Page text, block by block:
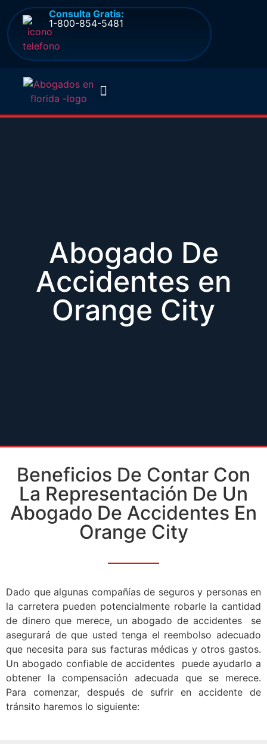
Consulta Gratis:
1-800-854-5481
Abogado De
Accidentes en
Orange City
Beneficios De Contar Con
La Representación De Un
Abogado De Accidentes En
Orange City
Dado que algunas compañías de seguros y personas en
la carretera pueden potencialmente robarle la cantidad
de dinero que merece, un abogado de accidentes se
asegurará de que usted tenga el reembolso adecuado
que necesita para sus facturas médicas y otros gastos.
Un abogado confiable de accidentes puede ayudarlo a
obtener la compensación adecuada que se merece.
Para comenzar, después de sufrir en accidente de
tránsito haremos lo siguiente: